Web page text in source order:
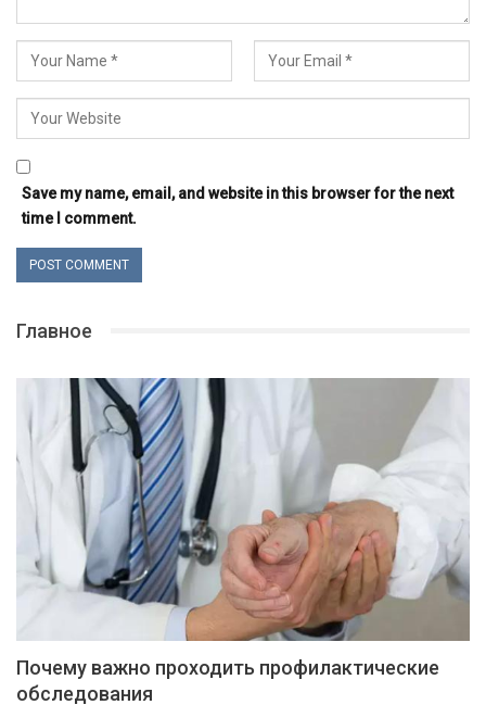
Save my name, email, and website in this browser for the next
time I comment.
Главное
Почему важно проходить профилактические
обследования